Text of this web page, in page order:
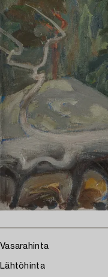
Vasarahinta
Lähtöhinta